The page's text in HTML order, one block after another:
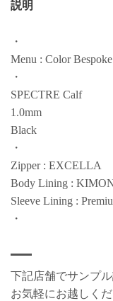
説明
・
Menu : Color Bespoke
・
SPECTRE Calf
1.0mm
Black
・
Zipper : EXCELLA
Body Lining :
Sleeve Lining :
・
下記店舗でサンプ
お気軽にお越しく